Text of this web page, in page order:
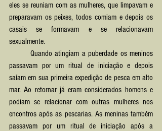
eles se reuniam com as mulheres, que limpavam e
preparavam os peixes, todos comiam e depois os
casais se formavam e se relacionavam
sexualmente.
passavam por um ritual de iniciação e depois
saíam em sua primeira expedição de pesca em alto
mar. Ao retornar já eram considerados homens e
podiam se relacionar com outras mulheres nos
encontros após as pescarias. As meninas também
passavam por um ritual de iniciação após a